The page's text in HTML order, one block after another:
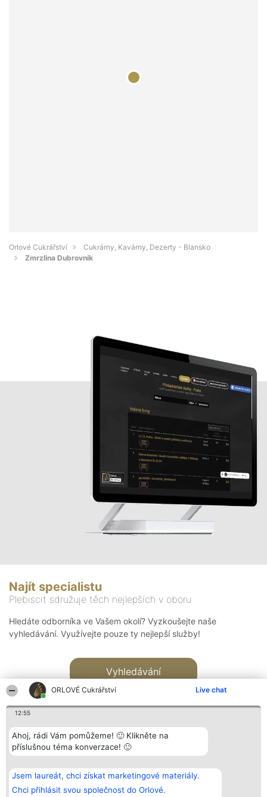
ORLOVÉ Cukrářství Live chat
12:55
Ahoj, rádi Vám pomůžeme! 🙂 Klikněte na
příslušnou téma konverzace! 🙂
Jsem laureát, chci získat marketingové materiály.
Chci přihlásit svou společnost do Orlové.
Orlové Cukrářství
Cukrárny, Kavárny, Dezerty - Blansko
Zmrzlina Dubrovník
Najít specialistu
Plebiscit sdružuje těch nejlepších v oboru
Hledáte odborníka ve Vašem okolí? Vyzkoušejte naše
vyhledávání. Využívejte pouze ty nejlepší služby!
Vyhledávání
Bright Side Solutions sp. z o.
o. sp. k.
ul. Ruska 22
Wrocław 50-079
Vítězové
Seznam všech
laureátů
Zásady
Kontakt